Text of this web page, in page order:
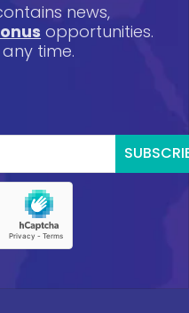
news,
opportunities.
time.